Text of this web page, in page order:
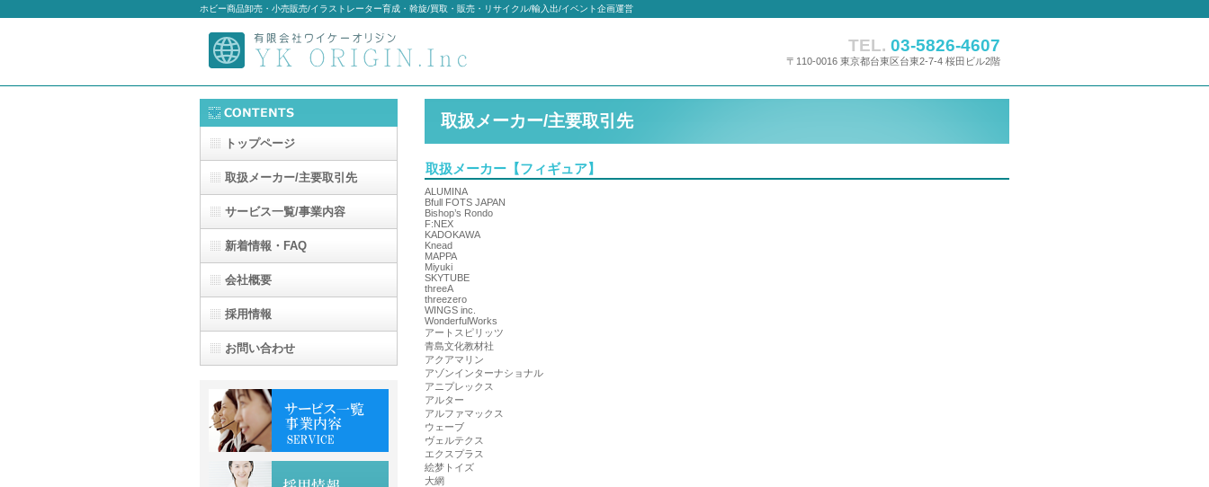
ホビー商品卸売・小売販売/イラストレーター育成・斡旋/買取・販売・リサイクル/輸入出/イベント企画運営
TEL. 03-5826-4607
〒110-0016 東京都台東区台東2-7-4 桜田ビル2階
取扱メーカー/主要取引先
取扱メーカー【フィギュア】
ALUMINA
Bfull FOTS JAPAN
Bishop’s Rondo
F:NEX
KADOKAWA
Knead
MAPPA
Miyuki
SKYTUBE
threeA
threezero
WINGS inc.
WonderfulWorks
アートスピリッツ
青島文化教材社
アクアマリン
アゾンインターナショナル
アニプレックス
アルター
アルファマックス
ウェーブ
ヴェルテクス
エクスプラス
絵梦トイズ
大網
トップページ
取扱メーカー/主要取引先
サービス一覧/事業内容
新着情報・FAQ
会社概要
採用情報
お問い合わせ